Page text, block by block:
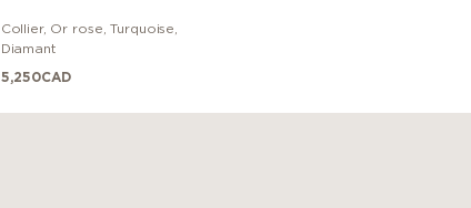
Collier, Or rose ,Turquoise,
Diamant
5,250CAD